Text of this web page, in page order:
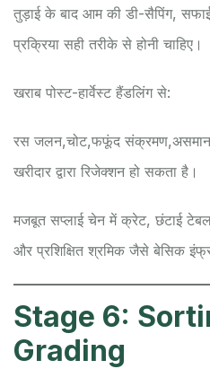
तुड़ाई के बाद आम की डी-सैपिंग,
प्रक्रिया सही तरीके से होनी चाहिए।
खराब पोस्ट-हार्वेस्ट हैंडलिंग से:
रस जलन,चोट,फफूंद संक्रमण,
खरीदार द्वारा रिजेक्शन हो सकता है।
मजबूत सप्लाई चेन में क्रेट, छंटाई
और प्रशिक्षित श्रमिक जैसे बेसिक
Stage 6:
Grading